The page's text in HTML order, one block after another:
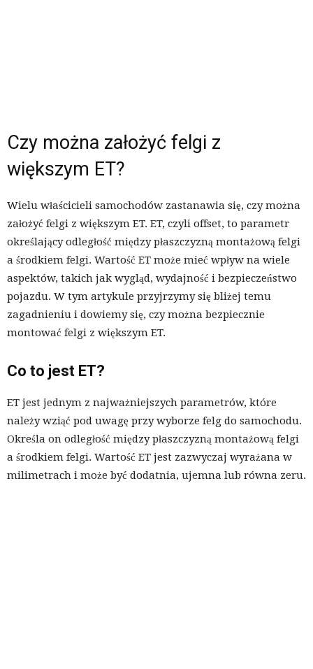
Czy można założyć felgi z
większym ET?
Wielu właścicieli samochodów zastanawia się, czy można
założyć felgi z większym ET. ET, czyli offset, to parametr
określający odległość między płaszczyzną montażową felgi
a środkiem felgi. Wartość ET może mieć wpływ na wiele
aspektów, takich jak wygląd, wydajność i bezpieczeństwo
pojazdu. W tym artykule przyjrzymy się bliżej temu
zagadnieniu i dowiemy się, czy można bezpiecznie
montować felgi z większym ET.
Co to jest ET?
ET jest jednym z najważniejszych parametrów, które
należy wziąć pod uwagę przy wyborze felg do samochodu.
Określa on odległość między płaszczyzną montażową felgi
a środkiem felgi. Wartość ET jest zazwyczaj wyrażana w
milimetrach i może być dodatnia, ujemna lub równa zeru.